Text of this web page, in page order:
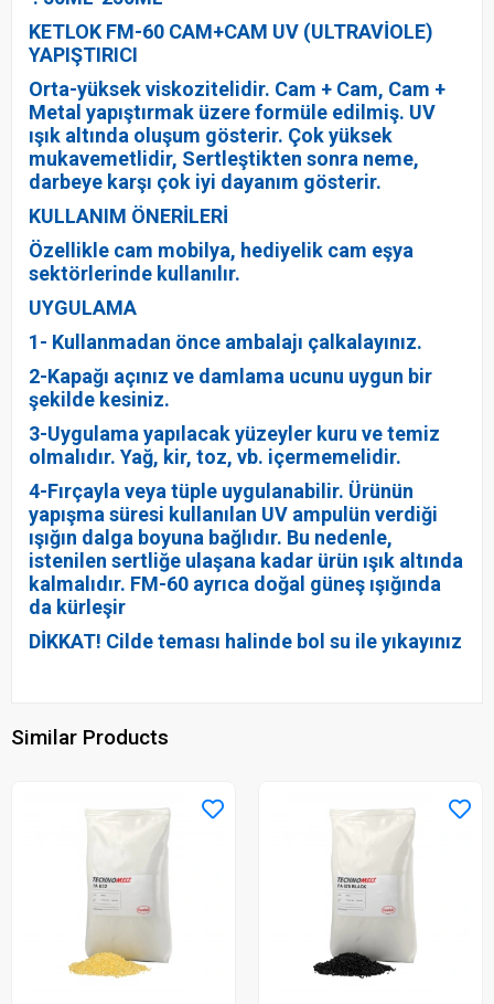
KETLOK FM-60 CAM+CAM UV (ULTRAVİOLE)
YAPIŞTIRICI
Orta-yüksek viskozitelidir. Cam + Cam, Cam +
Metal yapıştırmak üzere formüle edilmiş. UV
ışık altında oluşum gösterir. Çok yüksek
mukavemetlidir, Sertleştikten sonra neme,
darbeye karşı çok iyi dayanım gösterir.
KULLANIM ÖNERİLERİ
Özellikle cam mobilya, hediyelik cam eşya
sektörlerinde kullanılır.
UYGULAMA
1- Kullanmadan önce ambalajı çalkalayınız.
2-Kapağı açınız ve damlama ucunu uygun bir
şekilde kesiniz.
3-Uygulama yapılacak yüzeyler kuru ve temiz
olmalıdır. Yağ, kir, toz, vb. içermemelidir.
4-Fırçayla veya tüple uygulanabilir. Ürünün
yapışma süresi kullanılan UV ampulün verdiği
ışığın dalga boyuna bağlıdır. Bu nedenle,
istenilen sertliğe ulaşana kadar ürün ışık altında
kalmalıdır. FM-60 ayrıca doğal güneş ışığında
da kürleşir
DİKKAT! Cilde teması halinde bol su ile yıkayınız
Similar Products